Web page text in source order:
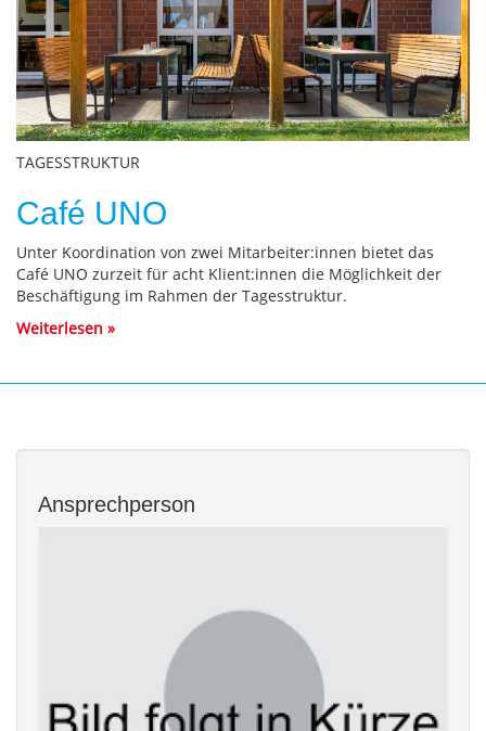
TAGESSTRUKTUR
Café UNO
Unter Koordination von zwei Mitarbeiter:innen bietet das
Café UNO zurzeit für acht Klient:innen die Möglichkeit der
Beschäftigung im Rahmen der Tagesstruktur.
Weiterlesen
Ansprechperson